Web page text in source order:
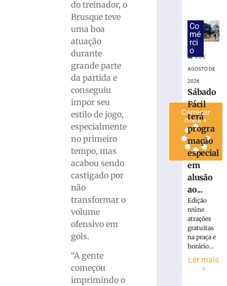
do treinador, o
Brusque teve
uma boa
atuação
durante
grande parte
da partida e
conseguiu
impor seu
estilo de jogo,
especialmente
no primeiro
tempo, mas
acabou sendo
castigado por
não
transformar o
volume
ofensivo em
gols.
“A gente
começou
imprimindo o
Carregar
mais »
Co
mé
rci
o
6 DE
AGOSTO DE
2026
Sábado
Fácil
terá
progra
mação
especial
em
alusão
ao...
Edição
reúne
atrações
gratuitas
na praça e
horário...
Ler mais
»